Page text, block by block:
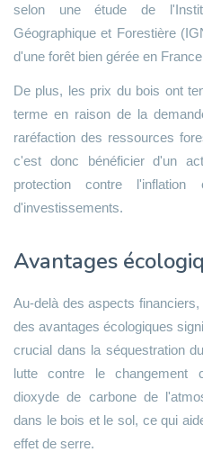
selon une étude de
Géographique et Forestière
d'une forêt bien gérée en
De plus, les prix du bois ont
terme en raison de la
raréfaction des ressources
c'est donc bénéficier d'un
protection contre
d'investissements.
Avantages
Au-delà des aspects
des avantages écologiques
crucial dans la séquestration
lutte contre le changement
dioxyde de carbone de
dans le bois et le sol, ce qui
effet de serre.